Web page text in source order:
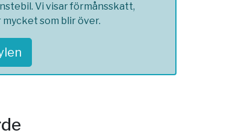
Vi visar förmånsskatt,
som blir över.